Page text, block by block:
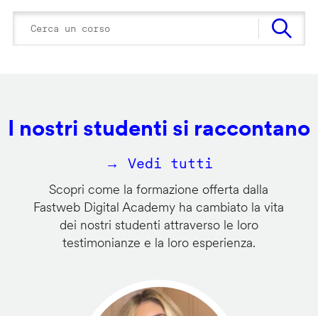
I nostri studenti si raccontano
→ Vedi tutti
Scopri come la formazione offerta dalla
Fastweb Digital Academy ha cambiato la vita
dei nostri studenti attraverso le loro
testimonianze e la loro esperienza.